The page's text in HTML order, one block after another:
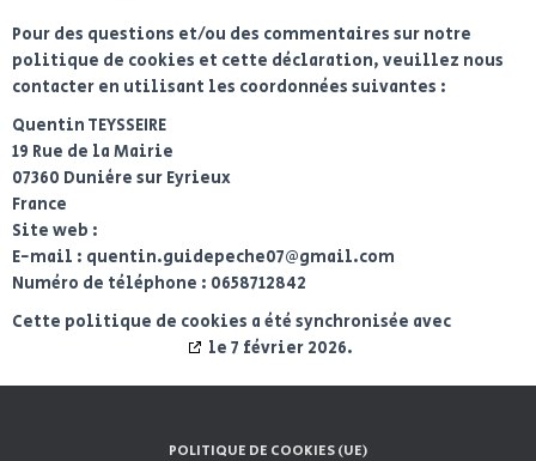
Pour des questions et/ou des commentaires sur notre
politique de cookies et cette déclaration, veuillez nous
contacter en utilisant les coordonnées suivantes :
Quentin TEYSSEIRE
19 Rue de la Mairie
07360 Dunière sur Eyrieux
France
Site web :
E-mail : quentin.guidepeche07@gmail.com
Numéro de téléphone : 0658712842
Cette politique de cookies a été synchronisée avec
le 7 février 2026.
POLITIQUE DE COOKIES (UE)